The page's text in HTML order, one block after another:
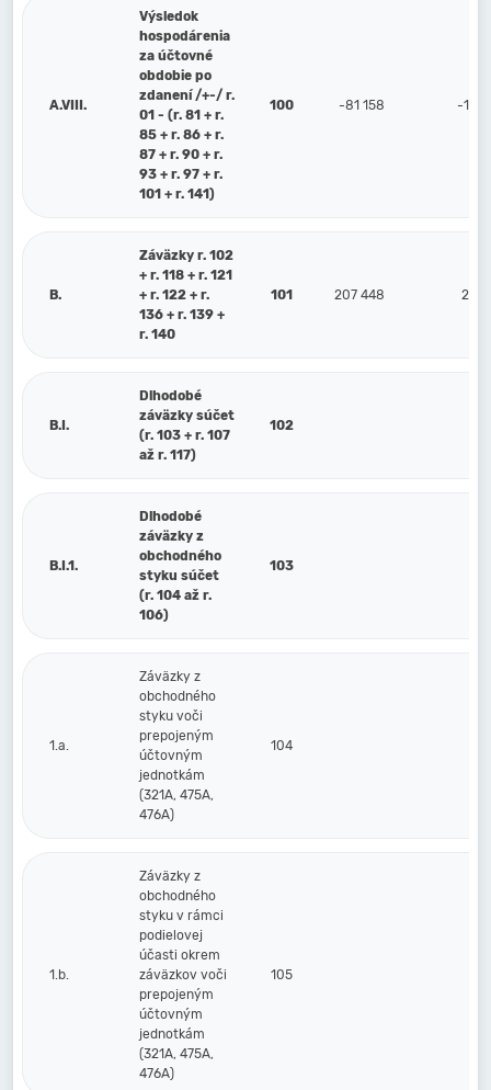
A.VIII.
Výsledok
hospodárenia
za účtovné
obdobie po
zdanení /+-/ r.
01 - (r. 81 + r.
85 + r. 86 + r.
87 + r. 90 + r.
93 + r. 97 + r.
101 + r. 141)
100 -81 158 -109
B.
Záväzky r. 102
+ r. 118 + r. 121
+ r. 122 + r.
136 + r. 139 +
r. 140
101 207 448 247
B.I.
Dlhodobé
záväzky súčet
(r. 103 + r. 107
až r. 117)
102
B.I.1.
Dlhodobé
záväzky z
obchodného
styku súčet
(r. 104 až r.
106)
103
1.a.
Záväzky z
obchodného
styku voči
prepojeným
účtovným
jednotkám
(321A, 475A,
476A)
104
1.b.
Záväzky z
obchodného
styku v rámci
podielovej
účasti okrem
záväzkov voči
prepojeným
účtovným
jednotkám
(321A, 475A,
476A)
105